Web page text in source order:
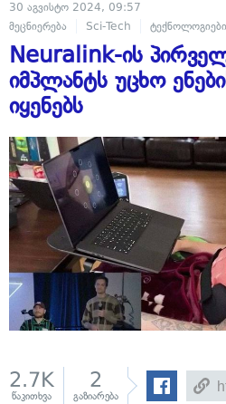
30 აგვისტო 2024, 09:57
მეცნიერება
Sci-Tech ტექნოლოგიები
Neuralink-ის
იმპლანტს უცხო
იყენებს
2.7K
წაკითხვა
2
გაზიარება